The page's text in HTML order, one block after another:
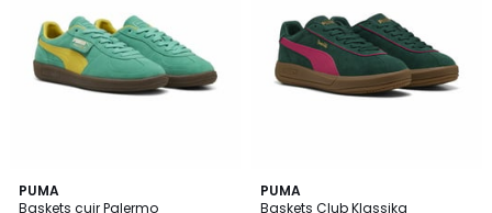
PUMA
Baskets cuir Palermo
4
PUMA
Baskets Club Klassika
4,8
/ 5
3